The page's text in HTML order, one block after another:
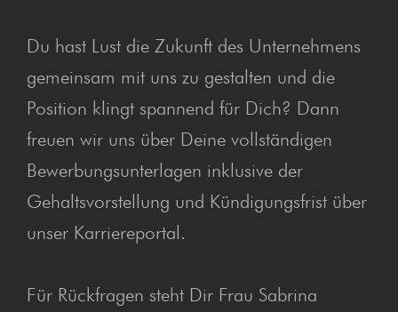
Du hast Lust die Zukunft des Unternehmens
gemeinsam mit uns zu gestalten und die
Position klingt spannend für Dich? Dann
freuen wir uns über Deine vollständigen
Bewerbungsunterlagen inklusive der
Gehaltsvorstellung und Kündigungsfrist über
unser Karriereportal.
Für Rückfragen steht Dir Frau Sabrina